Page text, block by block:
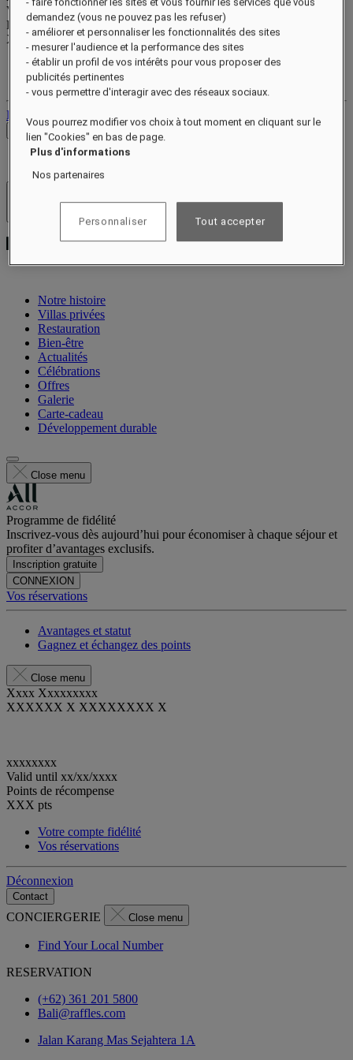
Valid until xx/xx/xxxx
Points de récompense
XXXpts
Votre compte fidélité
Vos réservations
Déconnexion
Voir les tarifs
Hôtels et resorts
Notre histoire
Villas privées
Restauration
Bien-être
Actualités
Célébrations
Offres
Galerie
Carte-cadeau
Développement durable
Close menu
Programme de fidélité
Inscrivez-vous dès aujourd’hui pour économiser à chaque séjour et
profiter d’avantages exclusifs.
Inscription gratuite
CONNEXION
Vos réservations
Avantages et statut
Gagnez et échangez des points
Close menu
Xxxx Xxxxxxxxx
XXXXXX X XXXXXXXX X
xxxxxxxx
Valid until xx/xx/xxxx
Points de récompense
XXX pts
Votre compte fidélité
Vos réservations
Déconnexion
Contact
CONCIERGERIE Close menu
Find Your Local Number
RESERVATION
(+62) 361 201 5800
Bali@raffles.com
Jalan Karang Mas Sejahtera 1A
- faire fonctionner les sites et vous fournir les services que vous
demandez (vous ne pouvez pas les refuser)
- améliorer et personnaliser les fonctionnalités des sites
- mesurer l'audience et la performance des sites
- établir un profil de vos intérêts pour vous proposer des
publicités pertinentes
- vous permettre d'interagir avec des réseaux sociaux.
Vous pourrez modifier vos choix à tout moment en cliquant sur le
lien "Cookies" en bas de page.
Plus d'informations
Nos partenaires
Personnaliser Tout accepter